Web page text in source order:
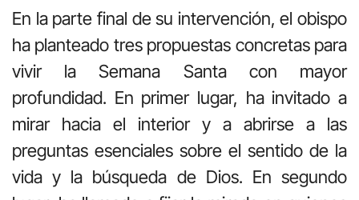
En la parte final de su intervención, el obispo
ha planteado tres propuestas concretas para
vivir la Semana Santa con mayor
profundidad. En primer lugar, ha invitado a
mirar hacia el interior y a abrirse a las
preguntas esenciales sobre el sentido de la
vida y la búsqueda de Dios. En segundo